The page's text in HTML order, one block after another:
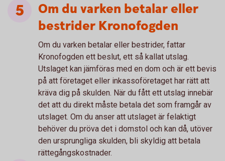
Om du varken betalar eller
bestrider Kronofogden
Om du varken betalar eller bestrider, fattar
Kronofogden ett beslut, ett så kallat utslag.
Utslaget kan jämföras med en dom och är ett bevis
på att företaget eller inkassoföretaget har rätt att
kräva dig på skulden. När du fått ett utslag innebär
det att du direkt måste betala det som framgår av
utslaget. Om du anser att utslaget är felaktigt
behöver du pröva det i domstol och kan då, utöver
den ursprungliga skulden, bli skyldig att betala
rättegångskostnader.